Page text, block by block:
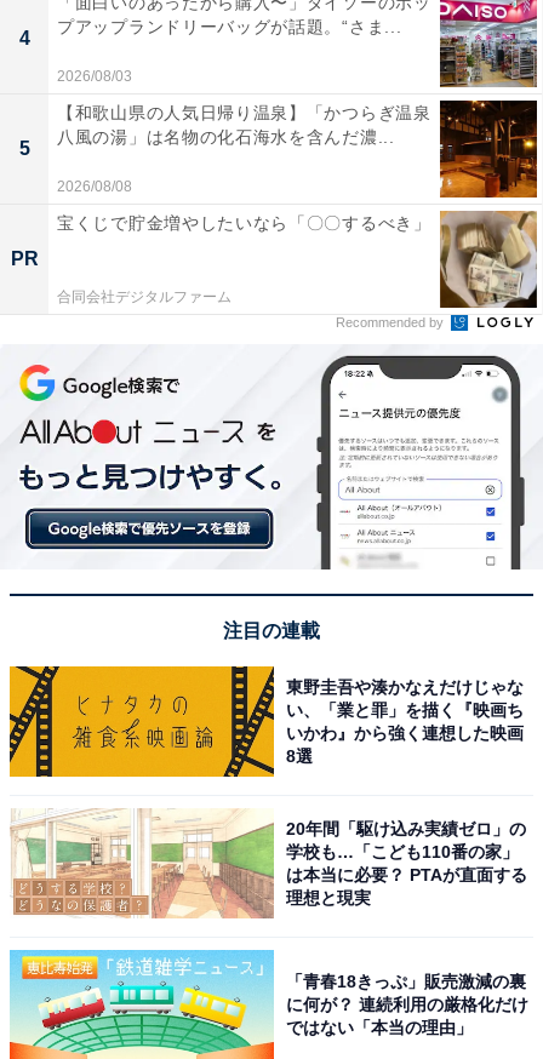
4
プアップランドリーバッグが話題。“さま...
2026/08/03
5
【和歌山県の人気日帰り温泉】「かつらぎ温泉
八風の湯」は名物の化石海水を含んだ濃...
2026/08/08
PR
宝くじで貯金増やしたいなら「〇〇するべき」
合同会社デジタルファーム
Recommended by
注目の連載
東野圭吾や湊かなえだけじゃな
い、「業と罪」を描く『映画ち
いかわ』から強く連想した映画
8選
20年間「駆け込み実績ゼロ」の
学校も…「こども110番の家」
は本当に必要？ PTAが直面する
理想と現実
「青春18きっぷ」販売激減の裏
に何が？ 連続利用の厳格化だけ
ではない「本当の理由」